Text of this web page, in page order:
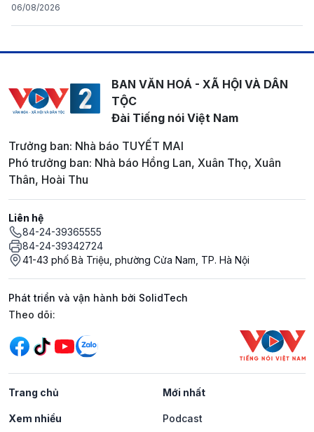
06/08/2026
BAN VĂN HOÁ - XÃ HỘI VÀ DÂN
TỘC
Đài Tiếng nói Việt Nam
Trưởng ban: Nhà báo TUYẾT MAI
Phó trưởng ban: Nhà báo Hồng Lan, Xuân Thọ, Xuân
Thân, Hoài Thu
Liên hệ
84-24-39365555
84-24-39342724
41-43 phố Bà Triệu, phường Cửa Nam, TP. Hà Nội
Phát triển và vận hành bởi SolidTech
Mạng xã hội
Theo dõi:
Trang chủ Mới nhất
Xem nhiều Podcast